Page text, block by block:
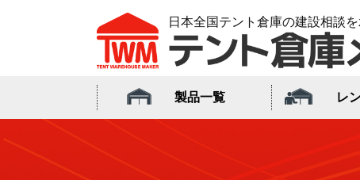
日本全国テント倉庫の建設相談
製品一覧 レ